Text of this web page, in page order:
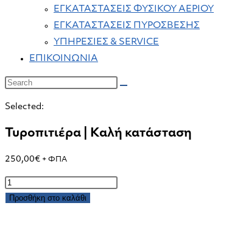
ΕΓΚΑΤΑΣΤΑΣΕΙΣ ΦΥΣΙΚΟΥ ΑΕΡΙΟΥ
ΕΓΚΑΤΑΣΤΑΣΕΙΣ ΠΥΡΟΣΒΕΣΗΣ
ΥΠΗΡΕΣΙΕΣ & SERVICE
ΕΠΙΚΟΙΝΩΝΙΑ
Selected:
Τυροπιτιέρα | Καλή κατάσταση
250,00€ + ΦΠΑ
Τυροπιτιέρα
Προσθήκη στο καλάθι